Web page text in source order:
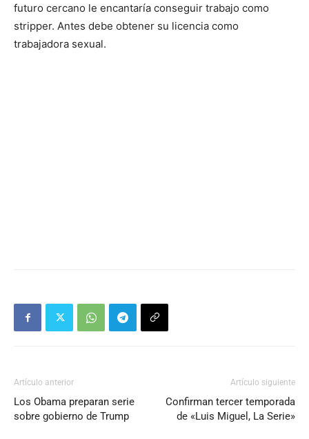
futuro cercano le encantaría conseguir trabajo como
stripper. Antes debe obtener su licencia como
trabajadora sexual.
Artículo anterior
Los Obama preparan serie
sobre gobierno de Trump
Artículo siguiente
Confirman tercer temporada
de «Luis Miguel, La Serie»